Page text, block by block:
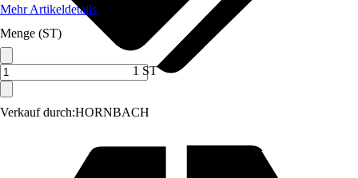
Verkauf durch:HORNBACH
Mehr Artikeldetails
Menge (ST)
1 ST